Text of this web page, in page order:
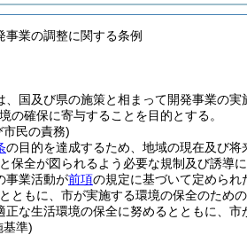
事業の調整に関する条例
、国及び県の施策と相まって開発事業の
の確保に寄与することを目的とする。
民の責務)
の目的を達成するため、地域の現在及び
保全が図られるよう必要な規制及び誘導
事業活動が前項の規定に基づいて定められ
ともに、市が実施する環境の保全のため
正な生活環境の保全に努めるとともに、
基準)